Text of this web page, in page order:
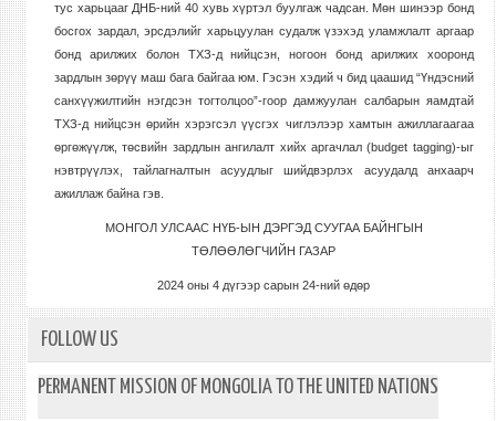
тус харьцааг ДНБ-ний 40 хувь хүртэл буулгаж чадсан. Мөн шинээр бонд
босгох зардал, эрсдэлийг харьцуулан судалж үзэхэд уламжлалт аргаар
бонд арилжих болон ТХЗ-д нийцсэн, ногоон бонд арилжих хооронд
зардлын зөрүү маш бага байгаа юм. Гэсэн хэдий ч бид цаашид “Үндэсний
санхүүжилтийн нэгдсэн тогтолцоо”-гоор дамжуулан салбарын яамдтай
ТХЗ-д нийцсэн өрийн хэрэгсэл үүсгэх чиглэлээр хамтын ажиллагаагаа
өргөжүүлж, төсвийн зардлын ангилалт хийх аргачлал(budget tagging)-ыг
нэвтрүүлэх, тайлагналтын асуудлыг шийдвэрлэх асуудалд анхаарч
ажиллаж байна гэв.
МОНГОЛ УЛСААС НҮБ-ЫН ДЭРГЭД СУУГАА БАЙНГЫН
ТӨЛӨӨЛӨГЧИЙН ГАЗАР
2024 оны 4 дүгээр сарын 24-ний өдөр
FOLLOW US
PERMANENT MISSION OF MONGOLIA TO THE UNITED NATIONS